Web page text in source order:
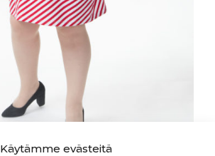
Käytämme evästeitä